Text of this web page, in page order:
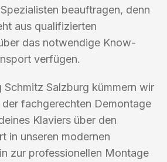
beauftragen, denn
aus qualifizierten
das notwendige Know-
verfügen.
Schmitz Salzburg kümmern wir
der fachgerechten Demontage
Klaviers über den
in unseren modernen
zur professionellen Montage